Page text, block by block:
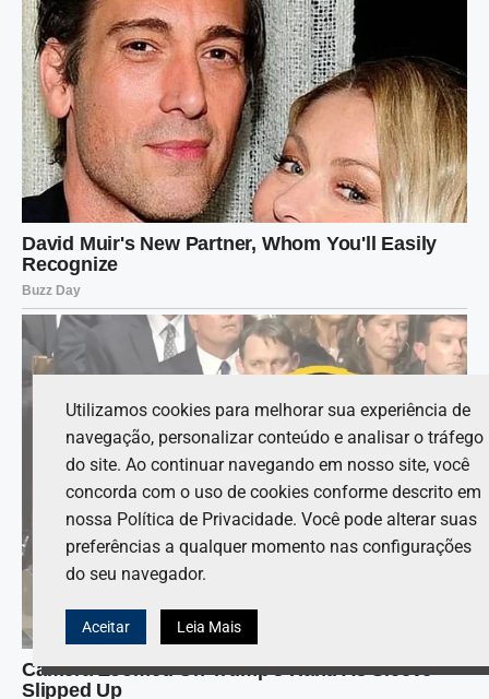
Utilizamos cookies para melhorar sua experiência de
navegação, personalizar conteúdo e analisar o tráfego
do site. Ao continuar navegando em nosso site, você
concorda com o uso de cookies conforme descrito em
nossa Política de Privacidade. Você pode alterar suas
preferências a qualquer momento nas configurações
do seu navegador.
Aceitar Leia Mais